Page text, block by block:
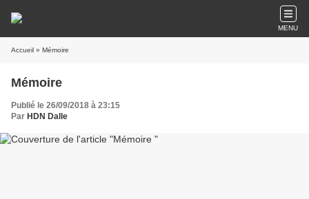
MENU
Accueil » Mémoire
Mémoire
Publié le 26/09/2018 à 23:15
Par HDN Dalle